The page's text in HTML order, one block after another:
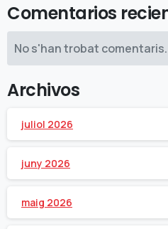
Comentarios
No s'han trobat comentaris.
Archivos
juliol 2026
juny 2026
maig 2026